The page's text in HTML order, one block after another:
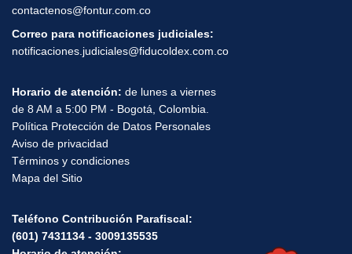
contactenos@fontur.com.co
Correo para notificaciones judiciales:
notificaciones.judiciales@fiducoldex.com.co
Horario de atención: de lunes a viernes
de 8 AM a 5:00 PM - Bogotá, Colombia.
Política Protección de Datos Personales
Aviso de privacidad
Términos y condiciones
Mapa del Sitio
Teléfono Contribución Parafiscal:
(601) 7431134 - 3009135535